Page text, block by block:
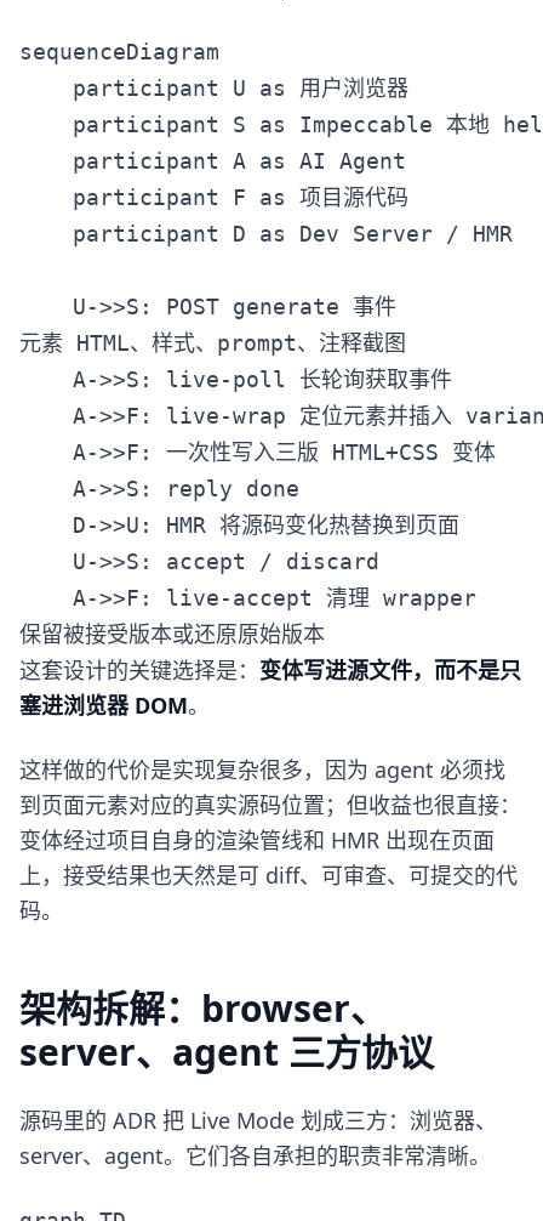
sequenceDiagram
    participant U as 用户浏览器
participant S as Impeccable 本地
    participant A as AI Agent
    participant F as 项目源代码
    participant D as Dev Server / HMR
    U->>S: POST generate 事件
元素 HTML、样式、prompt、注释截图
    A->>S: live-poll 长轮询获取事件
A->>F: live-wrap 定位元素并插入
    A->>F: 一次性写入三版 HTML+CSS 变体
    A->>S: reply done
    D->>U: HMR 将源码变化热替换到页面
    U->>S: accept / discard
    A->>F: live-accept 清理 wrapper
这套设计的关键选择是： 变体写进源文件，而不是只
塞进浏览器 DOM。
这样做的代价是实现复杂很多，因为 agent 必须找
到页面元素对应的真实源码位置；但收益也很直接：
变体经过项目自身的渲染管线和 HMR 出现在页面
上，接受结果也天然是可 diff、可审查、可提交的代
码。
架构拆解：browser、
server、agent 三方协议
源码里的 ADR 把 Live Mode 划成三方：浏览器、
server、agent。它们各自承担的职责非常清晰。